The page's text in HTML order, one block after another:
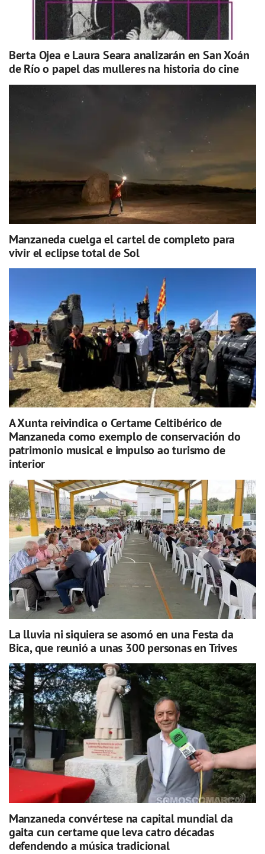
Berta Ojea e Laura Seara analizarán en San Xoán
de Río o papel das mulleres na historia do cine
Manzaneda cuelga el cartel de completo para
vivir el eclipse total de Sol
A Xunta reivindica o Certame Celtibérico de
Manzaneda como exemplo de conservación do
patrimonio musical e impulso ao turismo de
interior
La lluvia ni siquiera se asomó en una Festa da
Bica, que reunió a unas 300 personas en Trives
Manzaneda convértese na capital mundial da
gaita cun certame que leva catro décadas
defendendo a música tradicional